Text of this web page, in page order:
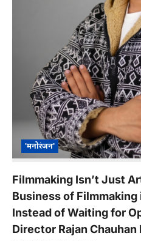
'मनोरंजन'
Filmmaking Isn’t Just
Business of
Instead of Waiting for
Director Rajan